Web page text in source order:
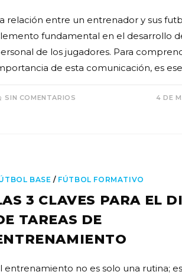
relación entre un entrenador y sus
fundamental en el desarrollo
de los jugadores. Para
de esta comunicación, es
SIN COMENTARIOS 4 DE
BASE / FÚTBOL FORMATIVO
3 CLAVES PARA EL
TAREAS DE
entrenamiento no es solo una rutina;